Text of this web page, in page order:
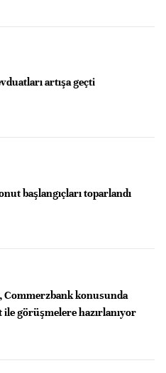
artışa geçti
başlangıçları toparlandı
Commerzbank konusunda
görüşmelere hazırlanıyor